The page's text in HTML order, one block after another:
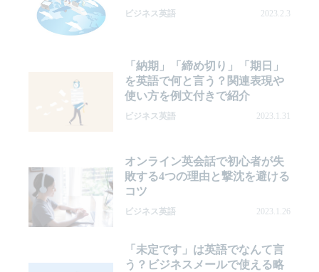
ビジネス英語 2023.2.3
「納期」「締め切り」「期日」
を英語で何と言う？関連表現や
使い方を例文付きで紹介
ビジネス英語 2023.1.31
オンライン英会話で初心者が失
敗する4つの理由と撃沈を避ける
コツ
ビジネス英語 2023.1.26
「未定です」は英語でなんて言
う？ビジネスメールで使える略